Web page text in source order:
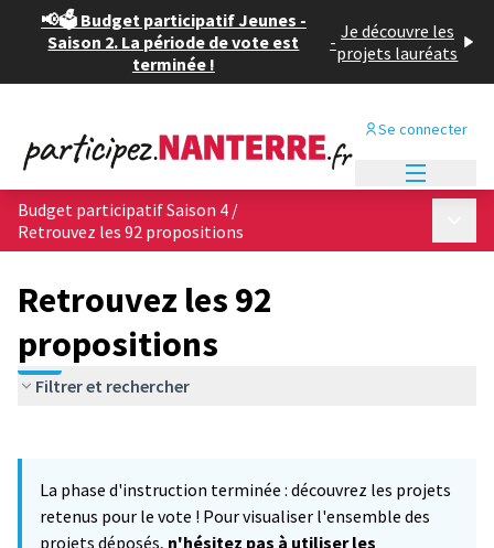
📢🗳️ Budget participatif Jeunes -
Saison 2. La période de vote est
terminée !
- Je découvre les
projets lauréats
Se connecter
Budget participatif Saison 4 /
Retrouvez les 92 propositions
Retrouvez les 92
propositions
Filtrer et rechercher
−
La phase d'instruction terminée : découvrez les projets
retenus pour le vote ! Pour visualiser l'ensemble des
projets déposés, n'hésitez pas à utiliser les